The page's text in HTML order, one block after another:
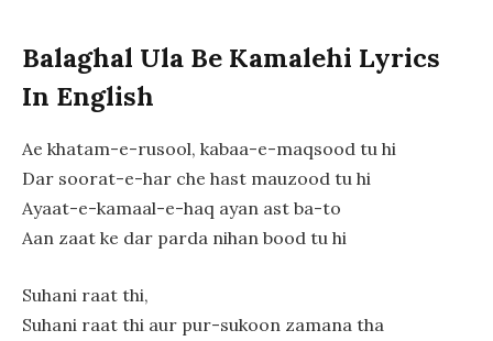
Balaghal Ula Be Kamalehi Lyrics
In English
Ae khatam-e-rusool, kabaa-e-maqsood tu hi
Dar soorat-e-har che hast mauzood tu hi
Ayaat-e-kamaal-e-haq ayan ast ba-to
Aan zaat ke dar parda nihan bood tu hi
Suhani raat thi,
Suhani raat thi aur pur-sukoon zamana tha